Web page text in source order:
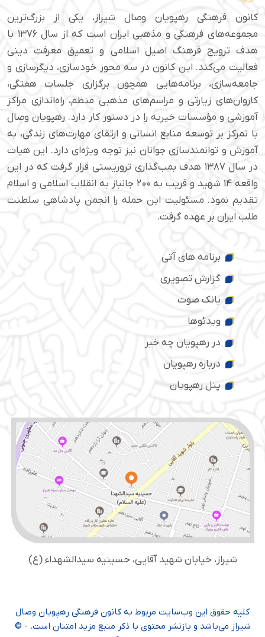
کانون فرهنگی رهپویان وصال شیراز، یکی از بزرگ‌ترین
مجموعه‌های فرهنگی و مذهبی ایران است که از سال ۱۳۷۶ با
هدف ترویج فرهنگ اصیل اسلامی و تعمیق معرفت دینی
فعالیت می‌کند. این کانون در سه محور خودسازی، دیگرسازی و
جامعه‌سازی، برنامه‌هایی همچون برگزاری جلسات هفتگی،
کاروان‌های زیارتی و مراسم‌های مذهبی منظم، راه‌اندازی مراکز
آموزشی و مؤسسات خیریه را در دستور کار دارد. رهپویان وصال
با تمرکز بر توسعه منابع انسانی و ارتقای مهارت‌های زندگی، به
آموزش و توانمندسازی جوانان نیز توجه ویژه‌ای دارد. این هیات
در سال ۱۳۸۷ هدف بمب‌گذاری تروریستی قرار گرفت که در این
واقعه ۱۴ شهید و قریب به ۲۰۰ جانباز به انقلاب اسلامی و اسلام
تقدیم نمود. مسئولیت این حمله را انجمن پادشاهی سلطنت
طلب ایران بر عهده گرفت.
برنامه های آتی
گزارش تصویری
بانک صوت
ویدئوها
در رهپویان چه خبر
درباره رهپویان
پنل رهپویان
شیراز، خیابان شهید آقایی، حسینیه سید‌الشهداء (ع)
کلیه حقوق این وب‌سایت مربوط به کانون فرهنگی رهپویان وصال
شیراز می‌باشد و بازنشر محتوی با ذکر منبع مزید امتنان است. - ©